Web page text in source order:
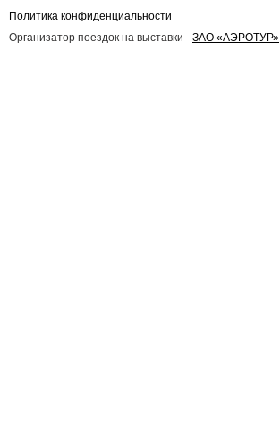
Политика конфиденциальности
Организатор поездок на выставки - ЗАО «АЭРОТУР»